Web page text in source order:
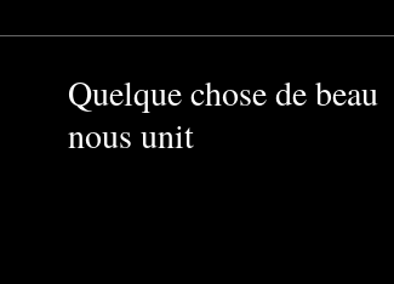
Quelque chose de beau
nous unit